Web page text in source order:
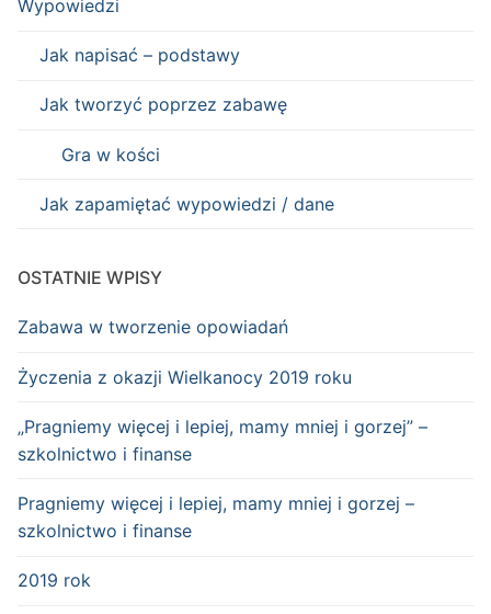
Wypowiedzi
Jak napisać – podstawy
Jak tworzyć poprzez zabawę
Gra w kości
Jak zapamiętać wypowiedzi / dane
OSTATNIE WPISY
Zabawa w tworzenie opowiadań
Życzenia z okazji Wielkanocy 2019 roku
„Pragniemy więcej i lepiej, mamy mniej i gorzej” –
szkolnictwo i finanse
Pragniemy więcej i lepiej, mamy mniej i gorzej –
szkolnictwo i finanse
2019 rok